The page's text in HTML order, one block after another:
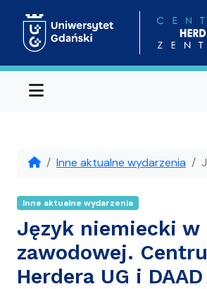
Menu
Inne aktualne wydarzenia
Inne aktualne wydarzenia
Język niemiecki w
zawodowej.
Herdera UG i DAAD